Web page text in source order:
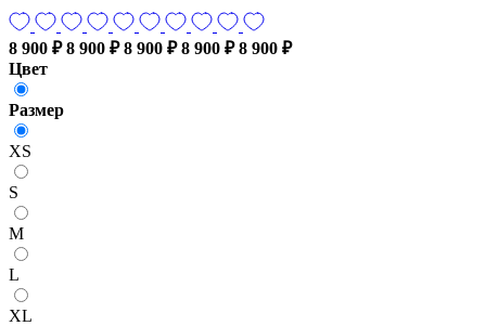
8 900 ₽ 8 900 ₽ 8 900 ₽ 8 900 ₽ 8 900 ₽
Цвет
Размер
XS
S
M
L
XL